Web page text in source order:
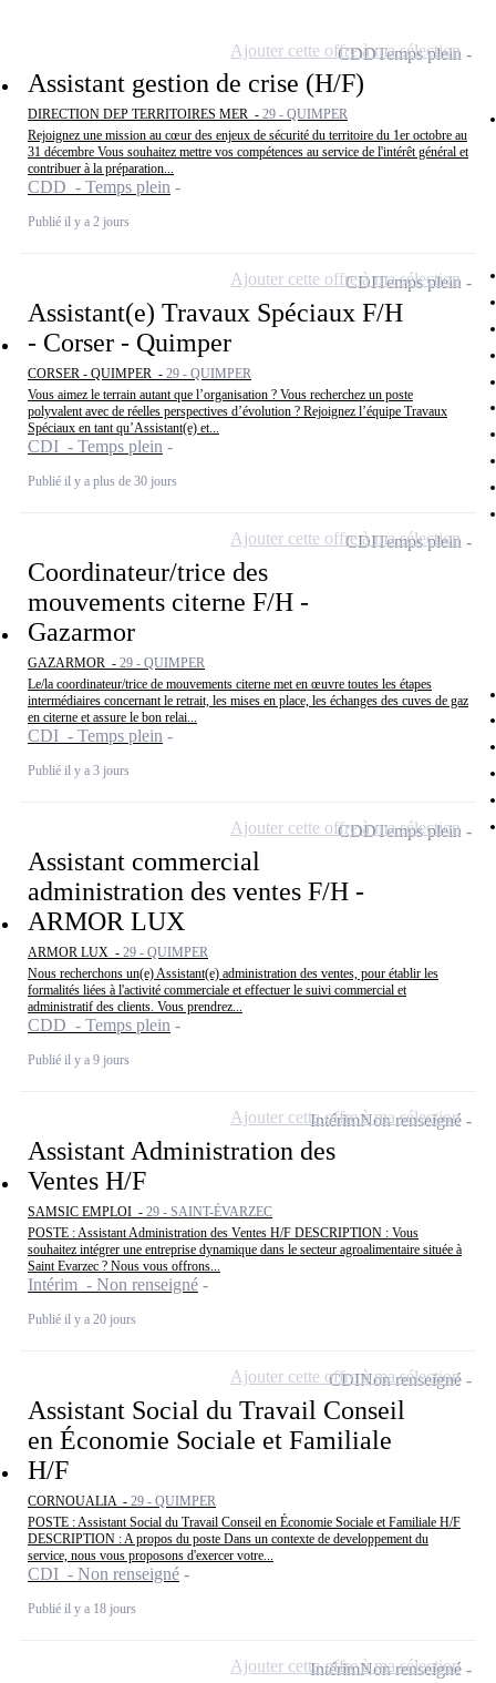
Assistant gestion de crise (H/F)
DIRECTION DEP TERRITOIRES MER - 29 - QUIMPER
Rejoignez une mission au cœur des enjeux de sécurité du territoire du 1er octobre au
31 décembre Vous souhaitez mettre vos compétences au service de l'intérêt général et
contribuer à la préparation...
CDD - Temps plein
Publié il y a 2 jours
CDDTemps plein
Ajouter cette offre à ma sélection
Assistant(e) Travaux Spéciaux F/H
- Corser - Quimper
CORSER - QUIMPER - 29 - QUIMPER
Vous aimez le terrain autant que l’organisation ? Vous recherchez un poste
polyvalent avec de réelles perspectives d’évolution ? Rejoignez l’équipe Travaux
Spéciaux en tant qu’Assistant(e) et...
CDI - Temps plein
Publié il y a plus de 30 jours
CDITemps plein
Ajouter cette offre à ma sélection
Coordinateur/trice des
mouvements citerne F/H -
Gazarmor
GAZARMOR - 29 - QUIMPER
Le/la coordinateur/trice de mouvements citerne met en œuvre toutes les étapes
intermédiaires concernant le retrait, les mises en place, les échanges des cuves de gaz
en citerne et assure le bon relai...
CDI - Temps plein
Publié il y a 3 jours
CDITemps plein
Ajouter cette offre à ma sélection
Assistant commercial
administration des ventes F/H -
ARMOR LUX
ARMOR LUX - 29 - QUIMPER
Nous recherchons un(e) Assistant(e) administration des ventes, pour établir les
formalités liées à l'activité commerciale et effectuer le suivi commercial et
administratif des clients. Vous prendrez...
CDD - Temps plein
Publié il y a 9 jours
CDDTemps plein
Ajouter cette offre à ma sélection
Assistant Administration des
Ventes H/F
SAMSIC EMPLOI - 29 - SAINT-ÉVARZEC
POSTE : Assistant Administration des Ventes H/F DESCRIPTION : Vous
souhaitez intégrer une entreprise dynamique dans le secteur agroalimentaire située à
Saint Evarzec ? Nous vous offrons...
Intérim - Non renseigné
Publié il y a 20 jours
IntérimNon renseigné
Ajouter cette offre à ma sélection
Assistant Social du Travail Conseil
en Économie Sociale et Familiale
H/F
CORNOUALIA - 29 - QUIMPER
POSTE : Assistant Social du Travail Conseil en Économie Sociale et Familiale H/F
DESCRIPTION : A propos du poste Dans un contexte de developpement du
service, nous vous proposons d'exercer votre...
CDI - Non renseigné
Publié il y a 18 jours
CDINon renseigné
Ajouter cette offre à ma sélection
IntérimNon renseigné
Ajouter cette offre à ma sélection